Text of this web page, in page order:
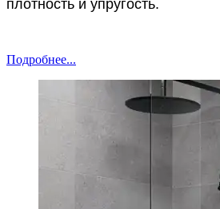
плотность и упругость.
Подробнее...